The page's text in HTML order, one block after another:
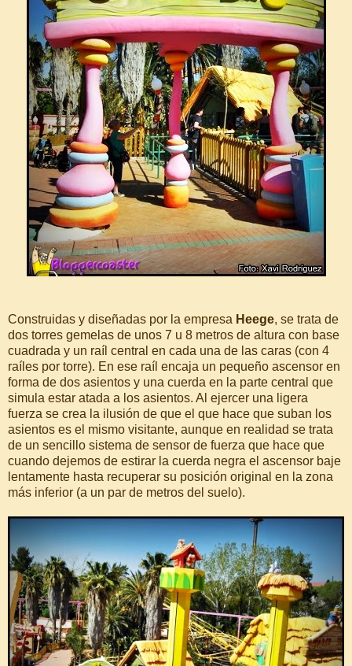
Construidas y diseñadas por la empresa Heege, se trata de
dos torres gemelas de unos 7 u 8 metros de altura con base
cuadrada y un raíl central en cada una de las caras (con 4
raíles por torre). En ese raíl encaja un pequeño ascensor en
forma de dos asientos y una cuerda en la parte central que
simula estar atada a los asientos. Al ejercer una ligera
fuerza se crea la ilusión de que el que hace que suban los
asientos es el mismo visitante, aunque en realidad se trata
de un sencillo sistema de sensor de fuerza que hace que
cuando dejemos de estirar la cuerda negra el ascensor baje
lentamente hasta recuperar su posición original en la zona
más inferior (a un par de metros del suelo).